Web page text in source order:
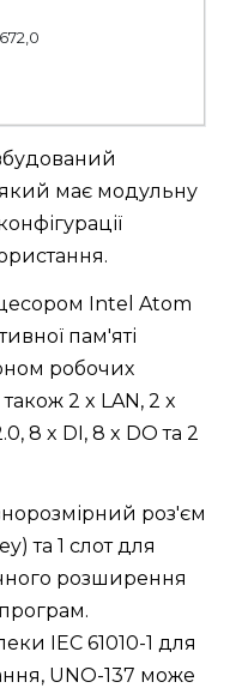
має модульну
Intel Atom
пам'яті
робочих
2 x LAN, 2 x
8 x DI, 8 x DO та 2
роз'єм
та 1 слот для
розширення
IEC 61010-1 для
UNO-137 може